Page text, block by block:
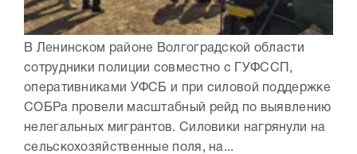
В Ленинском районе Волгоградской области
сотрудники полиции совместно с ГУФССП,
оперативниками УФСБ и при силовой поддержке
СОБРа провели масштабный рейд по выявлению
нелегальных мигрантов. Силовики нагрянули на
сельскохозяйственные поля, на...